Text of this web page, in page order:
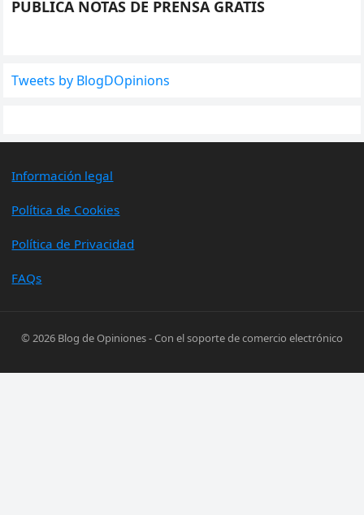
PUBLICA NOTAS DE PRENSA GRATIS
Tweets by BlogDOpinions
Información legal
Política de Cookies
Política de Privacidad
FAQs
© 2026 Blog de Opiniones- Con el soporte decomercio electrónico